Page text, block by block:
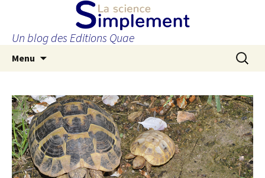
Un blog des Editions Quae
Menu
principal